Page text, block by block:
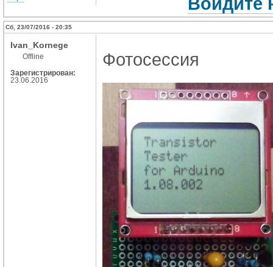
Сб, 23/07/2016 - 20:35
Ivan_Kornege
Offline
Зарегистрирован:
23.06.2016
Фотосессия